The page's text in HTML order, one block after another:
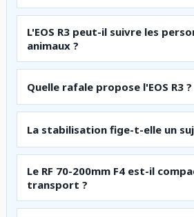
L'EOS R3 peut-il suivre les
animaux ?
Quelle rafale propose l'EOS R3 ?
La stabilisation fige-t-elle un
Le RF 70-200mm F4 est-il
transport ?